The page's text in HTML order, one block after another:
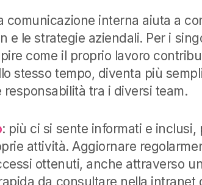
comunicazione interna aiuta a
e le strategie aziendali. Per i
come il proprio lavoro
stesso tempo, diventa più
tra i diversi team.
: più ci si sente informati e inclusi,
attività. Aggiornare
ottenuti, anche attraverso
da consultare nella intranet